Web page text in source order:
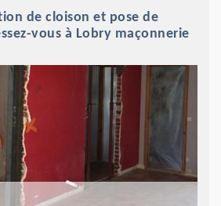
de cloison et pose de
vous à Lobry maçonnerie